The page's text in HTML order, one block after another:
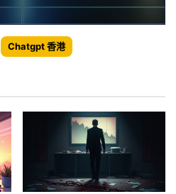
Chatgpt 香港